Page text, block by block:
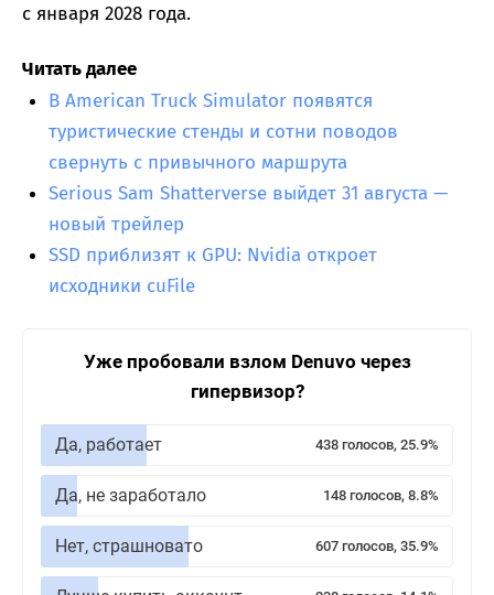
с января 2028 года.
Читать далее
В American Truck Simulator появятся
туристические стенды и сотни поводов
свернуть с привычного маршрута
Serious Sam Shatterverse выйдет 31 августа —
новый трейлер
SSD приблизят к GPU: Nvidia откроет
исходники cuFile
Уже пробовали взлом Denuvo через
гипервизор?
Да, работает 438 голосов, 25.9%
Да, не заработало 148 голосов, 8.8%
Нет, страшновато 607 голосов, 35.9%